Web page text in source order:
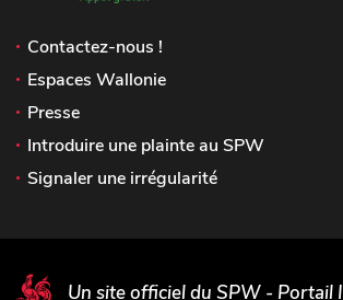
Contactez-nous !
Espaces Wallonie
Presse
Introduire une plainte au SPW
Signaler une irrégularité
Un site officiel du SPW - Portail